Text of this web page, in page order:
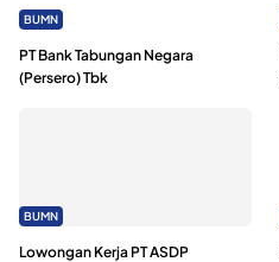
BUMN
PT Bank Tabungan Negara
(Persero) Tbk
BUMN
Lowongan Kerja PT ASDP